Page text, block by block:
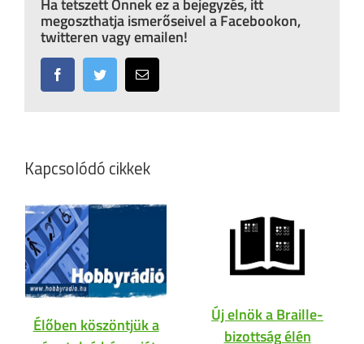
Ha tetszett Önnek ez a bejegyzés, itt
megoszthatja ismerőseivel a Facebookon,
twitteren vagy emailen!
FacebookTwitter Email:
Kapcsolódó cikkek
Élőben köszöntjük a
Új elnök a Braille-
bizottság élén